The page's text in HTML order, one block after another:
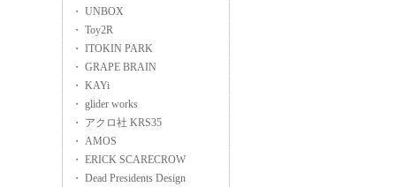
・ UNBOX
・ Toy2R
・ ITOKIN PARK
・ GRAPE BRAIN
・ KAYi
・ glider works
・ アクロ社 KRS35
・ AMOS
・ ERICK SCARECROW
・ Dead Presidents Design